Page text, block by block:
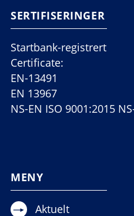
SERTIFISERINGER
Startbank-registrert
Certificate:
EN-13491
EN 13967
NS-EN ISO 9001:2015
MENY
Aktuelt